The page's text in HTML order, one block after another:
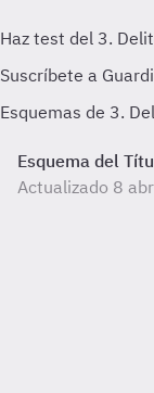
Esquemas de 3.
Esquema del
Actualizado 8